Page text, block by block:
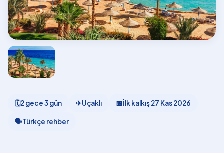
🗓2 gece 3 gün ✈Uçaklı 📅İlk kalkış27 Kas 2026
🗣Türkçe rehber